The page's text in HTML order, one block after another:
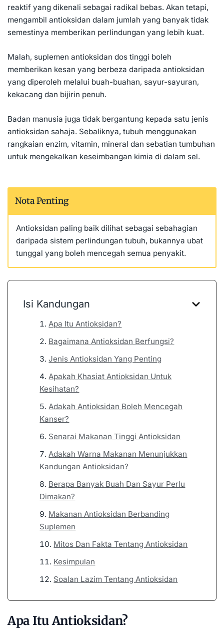
reaktif yang dikenali sebagai radikal bebas. Akan tetapi,
mengambil antioksidan dalam jumlah yang banyak tidak
semestinya memberikan perlindungan yang lebih kuat.
Malah, suplemen antioksidan dos tinggi boleh
memberikan kesan yang berbeza daripada antioksidan
yang diperoleh melalui buah-buahan, sayur-sayuran,
kekacang dan bijirin penuh.
Badan manusia juga tidak bergantung kepada satu jenis
antioksidan sahaja. Sebaliknya, tubuh menggunakan
rangkaian enzim, vitamin, mineral dan sebatian tumbuhan
untuk mengekalkan keseimbangan kimia di dalam sel.
Nota Penting
Antioksidan paling baik dilihat sebagai sebahagian
daripada sistem perlindungan tubuh, bukannya ubat
tunggal yang boleh mencegah semua penyakit.
Isi Kandungan
Apa Itu Antioksidan?
Bagaimana Antioksidan Berfungsi?
Jenis Antioksidan Yang Penting
Apakah Khasiat Antioksidan Untuk
Kesihatan?
Adakah Antioksidan Boleh Mencegah
Kanser?
Senarai Makanan Tinggi Antioksidan
Adakah Warna Makanan Menunjukkan
Kandungan Antioksidan?
Berapa Banyak Buah Dan Sayur Perlu
Dimakan?
Makanan Antioksidan Berbanding
Suplemen
Mitos Dan Fakta Tentang Antioksidan
Kesimpulan
Soalan Lazim Tentang Antioksidan
Apa Itu Antioksidan?